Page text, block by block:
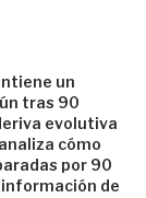
un
tras 90
evolutiva
cómo
por 90
de